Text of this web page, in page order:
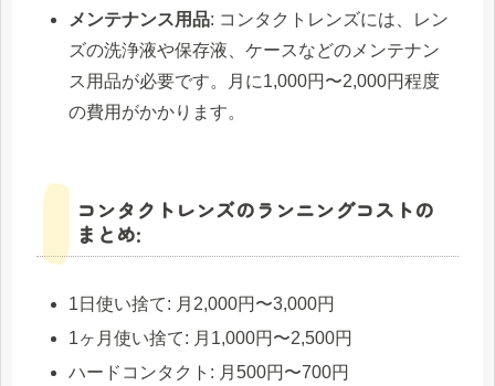
メンテナンス用品: コンタクトレンズには、レン
ズの洗浄液や保存液、ケースなどのメンテナン
ス用品が必要です。月に1,000円〜2,000円程度
の費用がかかります。
コンタクトレンズのランニングコストの
まとめ:
1日使い捨て: 月2,000円〜3,000円
1ヶ月使い捨て: 月1,000円〜2,500円
ハードコンタクト: 月500円〜700円